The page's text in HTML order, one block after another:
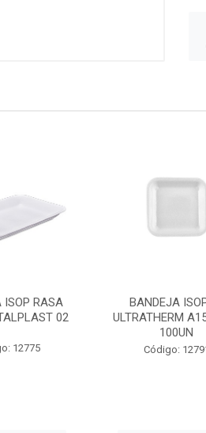
ISOP RASA
02
12775
BANDEJA
ULTRATHERM
100UN
Código: